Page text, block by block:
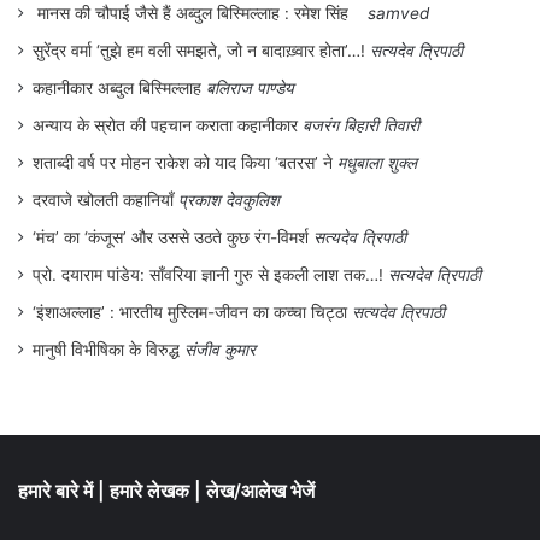
देखी जा सकती है। जिसका उदाहरण वर्तमान में
कोविड-19 जो लोक समाज में कोरोना माई कहलाने
लगी है। प्राकृतिक आपदाओं और महामारियों को
ईश्वर का रोष या श्राप मान लेना भारतीय लोक
संस्कृति का हिस्सा है इसीलिए ऐसी महामारियों के कई
देवी देवताओं की पूजा अर्चना करने की परम्परा चली
आ रही है।
आज भी चेचक को शीतला माई के नाम से पूजा जाता
1828 मध्यप्रदेश में हैजा से बचाव के लिए हरदौल
देवता के नाम से सरपंच चबूतरे बनवाता है। तो कही
मरही भवानी (हैजा की अधिष्ठात्री देवी) को पूजने की
मानस की चौपाई जैसे हैं अब्दुल बिस्मिल्लाह : रमेश सिंह
samved
सुरेंद्र वर्मा ‘तुझे हम वली समझते, जो न बादाख़्वार होता’…! सत्यदेव त्रिपाठी
कहानीकार अब्दुल बिस्मिल्लाह बलिराज पाण्डेय
अन्याय के स्रोत की पहचान कराता कहानीकार बजरंग बिहारी तिवारी
शताब्दी वर्ष पर मोहन राकेश को याद किया ‘बतरस’ ने मधुबाला शुक्ल
दरवाजे खोलती कहानियाँ प्रकाश देवकुलिश
‘मंच’ का ‘कंजूस’ और उससे उठते कुछ रंग-विमर्श सत्यदेव त्रिपाठी
प्रो. दयाराम पांडेय: साँवरिया ज्ञानी गुरु से इकली लाश तक…! सत्यदेव त्रिपाठी
‘इंशाअल्लाह’ : भारतीय मुस्लिम-जीवन का कच्चा चिट्ठा सत्यदेव त्रिपाठी
मानुषी विभीषिका के विरुद्ध संजीव कुमार
हमारे बारे में हमारे लेखक लेख/आलेख भेजें